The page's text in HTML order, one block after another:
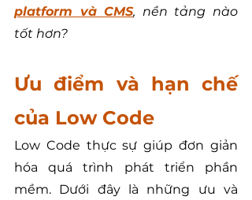
platform và CMS, nền tảng nào
tốt hơn?
Ưu điểm và hạn chế
của Low Code
Low Code thực sự giúp đơn giản
hóa quá trình phát triển phần
mềm. Dưới đây là những ưu và